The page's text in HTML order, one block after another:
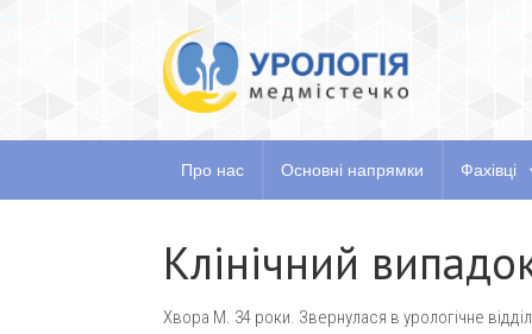
Про нас Основні напрямки Фахівці
Про нас
Клінічний
Хвора М. 34 роки. Звернулася в урологічне